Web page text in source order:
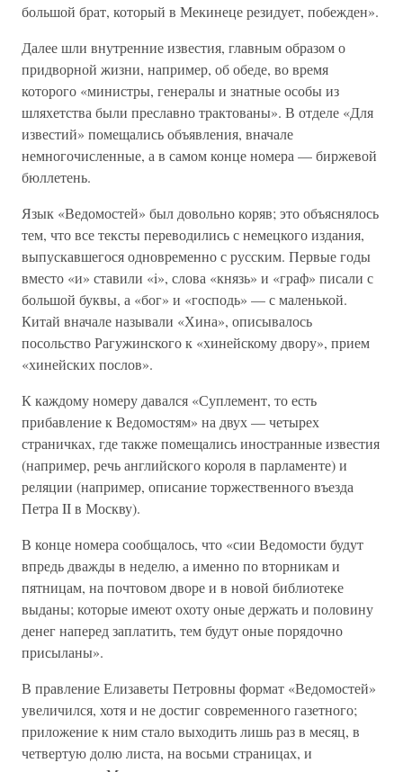
большой брат, который в Мекинеце резидует, побежден».
Далее шли внутренние известия, главным образом о
придворной жизни, например, об обеде, во время
которого «министры, генералы и знатные особы из
шляхетства были преславно трактованы». В отделе «Для
известий» помещались объявления, вначале
немногочисленные, а в самом конце номера — биржевой
бюллетень.
Язык «Ведомостей» был довольно коряв; это объяснялось
тем, что все тексты переводились с немецкого издания,
выпускавшегося одновременно с русским. Первые годы
вместо «и» ставили «i», слова «князь» и «граф» писали с
большой буквы, а «бог» и «господь» — с маленькой.
Китай вначале называли «Хина», описывалось
посольство Рагужинского к «хинейскому двору», прием
«хинейских послов».
К каждому номеру давался «Суплемент, то есть
прибавление к Ведомостям» на двух — четырех
страничках, где также помещались иностранные известия
(например, речь английского короля в парламенте) и
реляции (например, описание торжественного въезда
Петра II в Москву).
В конце номера сообщалось, что «сии Ведомости будут
впредь дважды в неделю, а именно по вторникам и
пятницам, на почтовом дворе и в новой библиотеке
выданы; которые имеют охоту оные держать и половину
денег наперед заплатить, тем будут оные порядочно
присыланы».
В правление Елизаветы Петровны формат «Ведомостей»
увеличился, хотя и не достиг современного газетного;
приложение к ним стало выходить лишь раз в месяц, в
четвертую долю листа, на восьми страницах, и